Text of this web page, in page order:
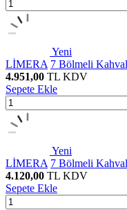
Yeni
LİMERA 7 Bölmeli
4.951,00 TL KDV
Sepete Ekle
Yeni
LİMERA 7 Bölmeli
4.120,00 TL KDV
Sepete Ekle